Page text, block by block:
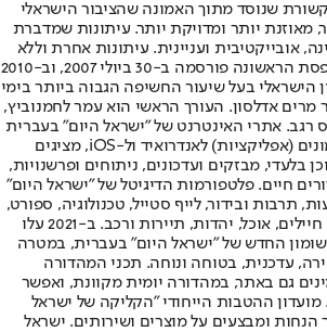
שנוסד מתוך האמונה שהציבור הישראלי
מאוזנת יותר ומדויקת יותר. עיתונות שמדברת
אובייקטיבית ועניינית. עיתונות אחרת וללא
תשלום. המהדורה המודפסת הראשונה פורסמה ב-30 ביולי 2007, וב-2010
הישראלי בעל שיעור החשיפה הגבוה ביותר בימי
מרים אדלסון. העורך הראשי הוא עמר לחמנוביץ,
רגב. אתרי האינטרנט של "ישראל היום" בעברית
ובאנגלית, כמו כן היישומונים (אפליקציות) לאנדרואיד ול-iOS, מציגים
בלעדי, מבזקים ועדכונים, ניתוחים ופרשנויות,
חיים. פלטפורמות הדיגיטל של "ישראל היום"
תרבות ובידור, לייף סטייל, טכנולוגיה, ספורט,
כלכלה וצרכנות, בריאות, חיילים, אוכל, יהדות, תיירות ורכב. ב-2021 עלו
החדש של "ישראל היום" בעברית, במטרה
עדכנית, בטוחה ונוחה. תכני המהדורה
גם באתר, במהדורה יומית מקוונת, ואפשר
מועדון ההטבות הייחודי "הקליקה של ישראל
הנחות ומבצעים על מוצרים ושירותים. ישראל